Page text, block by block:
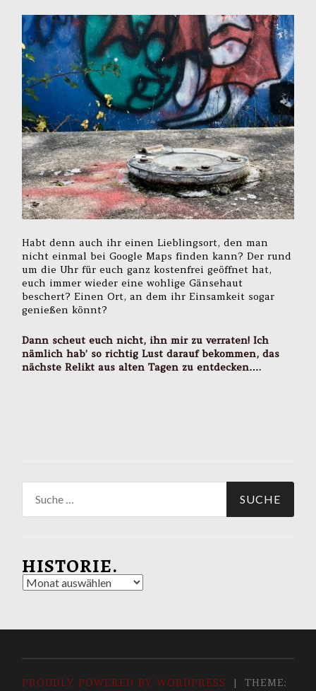
Habt denn auch ihr einen Lieblingsort, den man
nicht einmal bei Google Maps finden kann? Der rund
um die Uhr für euch ganz kostenfrei geöffnet hat,
euch immer wieder eine wohlige Gänsehaut
beschert? Einen Ort, an dem ihr Einsamkeit sogar
genießen könnt?
Dann scheut euch nicht, ihn mir zu verraten! Ich
nämlich hab’ so richtig Lust darauf bekommen, das
nächste Relikt aus alten Tagen zu entdecken….
nach:
HISTORIE.
Historie.
PROUDLY POWERED BY WORDPRESS |
THEME: